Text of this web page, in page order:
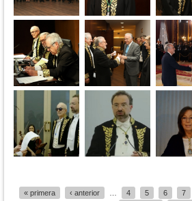
« primera ‹ anterior 4 5 6 7